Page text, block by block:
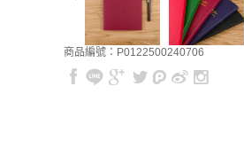
商品編號：P0122500240706